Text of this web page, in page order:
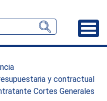
y contractual
Cortes Generales